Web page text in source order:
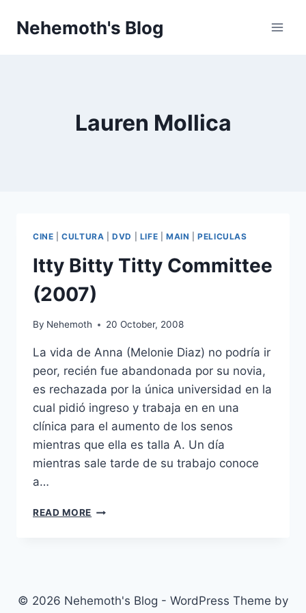
Nehemoth's Blog
Lauren Mollica
CINE |CULTURA |DVD LIFE MAIN |PELICULAS
Itty Bitty Titty Committee
(2007)
By Nehemoth 20 October, 2008
La vida de Anna (Melonie Diaz) no podría ir
peor, recién fue abandonada por su novia,
es rechazada por la única universidad en la
cual pidió ingreso y trabaja en en una
clínica para el aumento de los senos
mientras que ella es talla A. Un día
mientras sale tarde de su trabajo conoce
a…
READ MORE ITTY
© 2026 Nehemoth's Blog - WordPress Theme by